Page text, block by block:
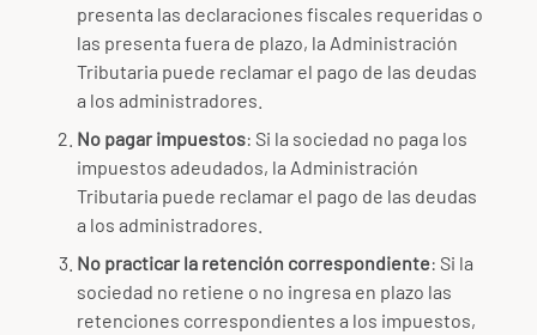
presenta las declaraciones fiscales requeridas o
las presenta fuera de plazo, la Administración
Tributaria puede reclamar el pago de las deudas
a los administradores.
No pagar impuestos: Si la sociedad no paga los
impuestos adeudados, la Administración
Tributaria puede reclamar el pago de las deudas
a los administradores.
No practicar la retención correspondiente: Si la
sociedad no retiene o no ingresa en plazo las
retenciones correspondientes a los impuestos,